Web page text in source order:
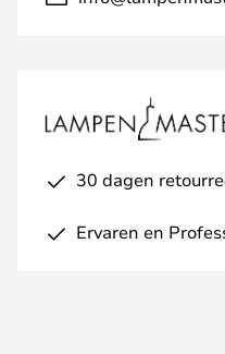
30 dagen
Ervaren en